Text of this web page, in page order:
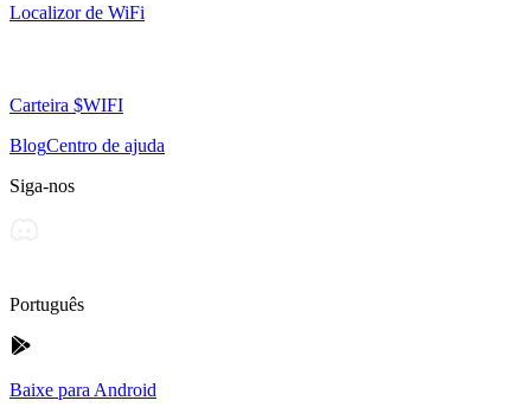
Localizor de WiFi
Carteira $WIFI
BlogCentro de ajuda
Siga-nos
Português
Baixe para Android